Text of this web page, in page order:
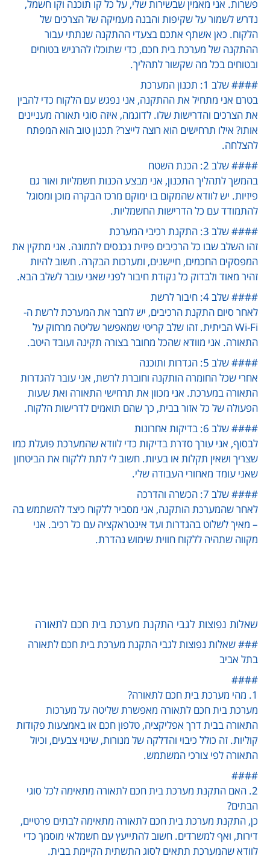
פשרות. אני מאמין שבשירות שלי, על כל קו תוכנה וקו חשמל,
נדרש לשמור על שקיפות והבנה מעמיקה של הצרכים של
הלקוח. כאן אשתף אתכם בצעדי ההתקנה שנתתי עבור
ההתקנה של מערכת בית חכם, כדי שתוכלו להרגיש בטוחים
ובטוחים בכל מה שקשור לתהליך.
#### שלב 1: תכנון המערכת
בטרם אני מתחיל את ההתקנה, אני נפגש עם הלקוח כדי להבין
את הצרכים והדרישות שלו. לדוגמה, איזה סוגי תאורה מעניינים
אותו? אילו תרחישים הוא רוצה לייצר? תכנון טוב הוא המפתח
להצלחה.
#### שלב 2: הכנת השטח
בהמשך לתהליך התכנון, אני מבצע הכנות חשמליות ואור גם
פיזיות. יש לוודא שהמקום בו ימוקם מרכז הבקרה מוכן ומסוגל
להתמודד עם כל הדרישות החשמליות.
#### שלב 3: התקנת רכיבי המערכת
זהו השלב שבו כל הרכיבים פיזית נכנסים לתמונה. אני מתקין את
המפסקים החכמים, חיישנים, ומערכות הבקרה. חשוב להיות
זהיר מאוד ולבדוק כל נקודת חיבור לפני שאני עובר לשלב הבא.
#### שלב 4: חיבור לרשת
לאחר סיום התקנת הרכיבים, יש לחבר את המערכת לרשת ה-
Wi-Fi הביתית. זהו שלב קריטי שמאפשר שליטה מרחוק על
התאורה. אני מוודא שהכל מחובר בצורה תקינה ועובד היטב.
#### שלב 5: הגדרות ותוכנה
אחרי שכל החומרה הותקנה וחוברת לרשת, אני עובר להגדרות
התאורה במערכת. אני מכוון את תרחישי התאורה ואת שעות
הפעולה של כל אזור בבית, כך שהם תואמים לדרישות הלקוח.
#### שלב 6: בדיקות אחרונות
לבסוף, אני עורך סדרת בדיקות כדי לוודא שהמערכת פועלת כמו
שצריך ושאין תקלות או בעיות. חשוב לי לתת ללקוח את הביטחון
שאני עומד מאחורי העבודה שלי.
#### שלב 7: הכשרה והדרכה
לאחר שהמערכת הותקנה, אני מסביר ללקוח כיצד להשתמש בה
– מאיך לשלוט בהגדרות ועד אינטראקציה עם כל רכיב. אני
מקווה שתהיה ללקוח חווית שימוש נהדרת.
שאלות נפוצות לגבי התקנת מערכת בית חכם לתאורה
### שאלות נפוצות לגבי התקנת מערכת בית חכם לתאורה
בתל אביב
####
1. מהי מערכת בית חכם לתאורה?
מערכת בית חכם לתאורה מאפשרת שליטה על מערכות
התאורה בבית דרך אפליקציה, טלפון חכם או באמצעות פקודות
קוליות. זה כולל כיבוי והדלקה של מנורות, שינוי צבעים, וכיול
התאורה לפי צורכי המשתמש.
####
2. האם התקנת מערכת בית חכם לתאורה מתאימה לכל סוגי
הבתים?
כן, התקנת מערכת בית חכם לתאורה מתאימה לבתים פרטיים,
דירות, ואף למשרדים. חשוב להתייעץ עם חשמלאי מוסמך כדי
לוודא שהמערכת תתאים לסוג התשתית הקיימת בבית.